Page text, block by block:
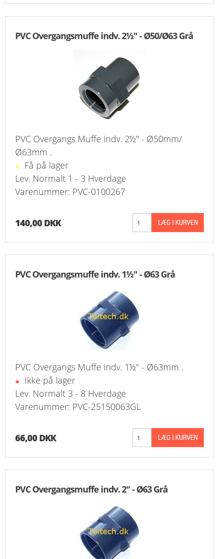
PVC Overgangsmuffe indv. 2½" - Ø50/Ø63 Grå
PVC Overgangs Muffe indv. 2½" - Ø50mm/
Ø63mm .
Få på lager
Lev. Normalt 1 - 3 Hverdage
Varenummer: PVC-0100267
140,00 DKK
PVC Overgangsmuffe indv. 1½" - Ø63 Grå
PVC Overgangs Muffe indv. 1½" - Ø63mm .
Ikke på lager
Lev. Normalt 3 - 8 Hverdage
Varenummer: PVC-25150063GL
66,00 DKK
PVC Overgangsmuffe indv. 2" - Ø63 Grå